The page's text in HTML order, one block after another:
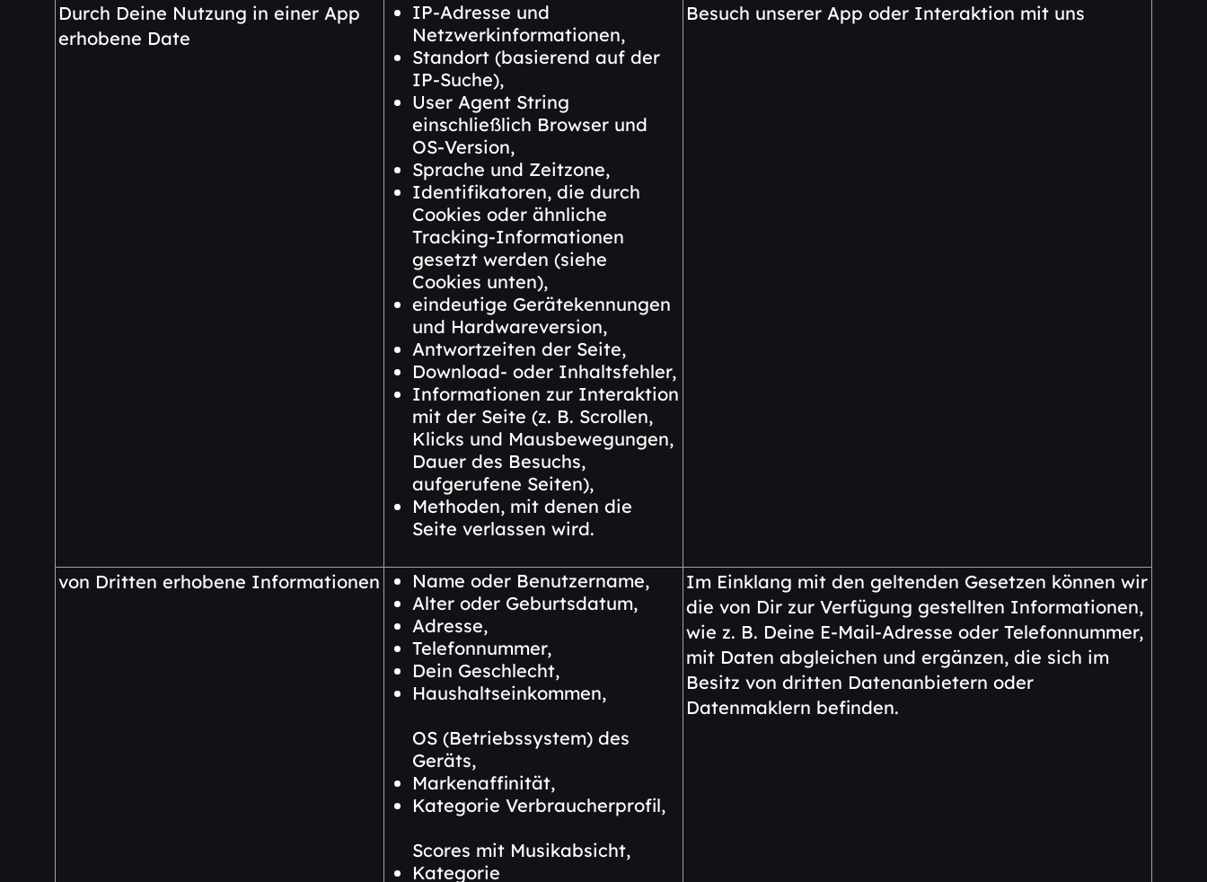
Durch Deine Nutzung in einer App
erhobene Date
IP-Adresse und
Netzwerkinformationen,
Standort (basierend auf der
IP-Suche),
User Agent String
einschließlich Browser und
OS-Version,
Sprache und Zeitzone,
Identifikatoren, die durch
Cookies oder ähnliche
Tracking-Informationen
gesetzt werden (siehe
Cookies unten),
eindeutige Gerätekennungen
und Hardwareversion,
Antwortzeiten der Seite,
Download- oder Inhaltsfehler,
Informationen zur Interaktion
mit der Seite (z. B. Scrollen,
Klicks und Mausbewegungen,
Dauer des Besuchs,
aufgerufene Seiten),
Methoden, mit denen die
Seite verlassen wird.
Besuch unserer App oder Interaktion mit uns
von Dritten erhobene Informationen
Name oder Benutzername,
Alter oder Geburtsdatum,
Adresse,
Telefonnummer,
Dein Geschlecht,
Haushaltseinkommen,
OS (Betriebssystem) des
Geräts,
Markenaffinität,
Kategorie Verbraucherprofil,
Scores mit Musikabsicht,
Kategorie
Im Einklang mit den geltenden Gesetzen können wir
die von Dir zur Verfügung gestellten Informationen,
wie z. B. Deine E-Mail-Adresse oder Telefonnummer,
mit Daten abgleichen und ergänzen, die sich im
Besitz von dritten Datenanbietern oder
Datenmaklern befinden.